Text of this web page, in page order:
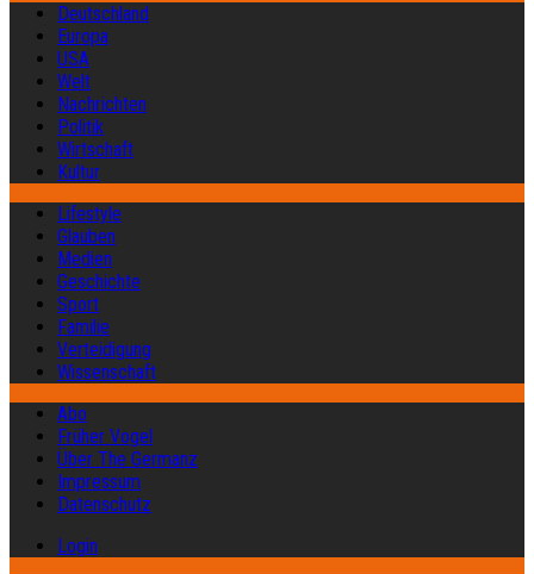
Deutschland
Europa
USA
Welt
Nachrichten
Politik
Wirtschaft
Kultur
Lifestyle
Glauben
Medien
Geschichte
Sport
Familie
Verteidigung
Wissenschaft
Abo
Früher Vogel
Über The Germanz
Impressum
Datenschutz
Login